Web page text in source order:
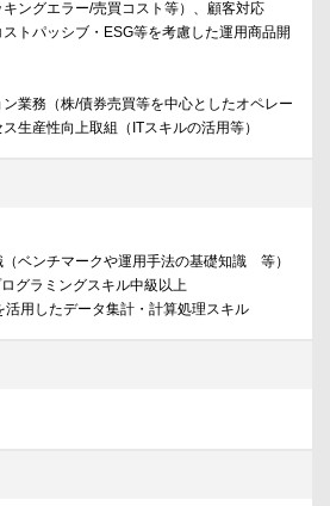
ングエラー/売買コスト等）、顧客対応
トパッシブ・ESG等を考慮した運用商品開
業務（株/債券売買等を中心としたオペレー
生産性向上取組（ITスキルの活用等）
（ベンチマークや運用手法の基礎知識 等）
グラミングスキル中級以上
活用したデータ集計・計算処理スキル